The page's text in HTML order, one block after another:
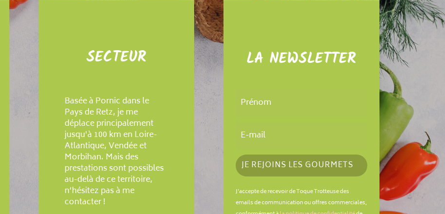
SECTEUR
Basée à Pornic dans le
Pays de Retz, je me
déplace principalement
jusqu'à 100 km en Loire-
Atlantique, Vendée et
Morbihan. Mais des
prestations sont possibles
au-delà de ce territoire,
n’hésitez pas à me
contacter !
LA NEWSLETTER
JE REJOINS LES GOURMETS
J'accepte de recevoir de Toque Trotteuse des
emails de communication ou offres commerciales,